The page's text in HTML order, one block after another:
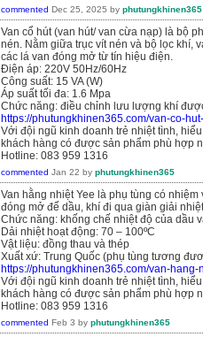
commented Dec 25, 2025 by phutungkhinen365
Van cổ hút (van hút/ van cừa nạp) là bộ
nén. Nằm giữa trục vít nén và bộ lọc khí,
các lá van đóng mở từ tín hiệu điện.
Điện áp: 220V 50Hz/60Hz
Công suất: 15 VA (W)
Áp suất tối đa: 1.6 Mpa
Chức năng: điều chỉnh lưu lượng khí
https://phutungkhinen365.com/van-co-
Với đội ngũ kinh doanh trẻ nhiệt tình,
khách hàng có được sản phẩm phù hợp
Hotline: 083 959 1316
commented Jan 22 by phutungkhinen365
Van hằng nhiệt Yee là phụ tùng có
đóng mở để dầu, khí đi qua giàn giải nhiệt.
Chức năng: khống chế nhiệt độ của dầu
Dải nhiệt hoạt động: 70 – 100ºC
Vật liệu: đồng thau và thép
Xuất xứ: Trung Quốc (phụ tùng tương
https://phutungkhinen365.com/van-
Với đội ngũ kinh doanh trẻ nhiệt tình,
khách hàng có được sản phẩm phù hợp
Hotline: 083 959 1316
commented Feb 3 by phutungkhinen365